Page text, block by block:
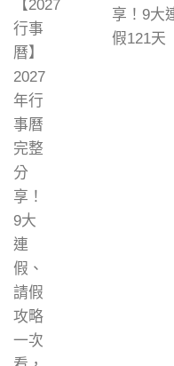
享！9大
假121天